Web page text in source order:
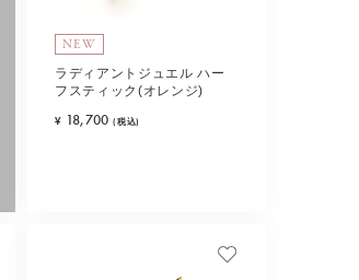
NEW
ラディアントジュエル ハー
フスティック(オレンジ)
¥ 18,700 (税込)